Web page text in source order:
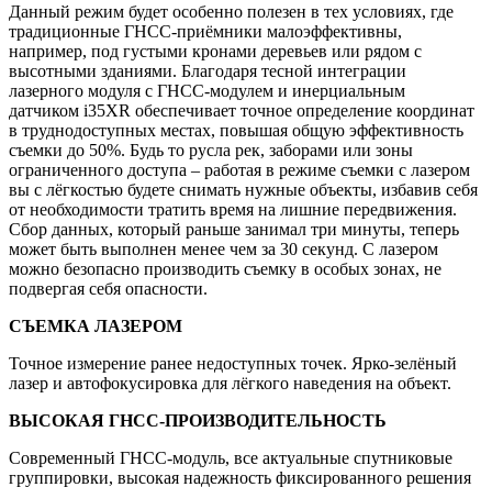
Данный режим будет особенно полезен в тех условиях, где
традиционные ГНСС-приёмники малоэффективны,
например, под густыми кронами деревьев или рядом с
высотными зданиями. Благодаря тесной интеграции
лазерного модуля с ГНСС-модулем и инерциальным
датчиком i35XR обеспечивает точное определение координат
в труднодоступных местах, повышая общую эффективность
съемки до 50%. Будь то русла рек, заборами или зоны
ограниченного доступа – работая в режиме съемки с лазером
вы с лёгкостью будете снимать нужные объекты, избавив себя
от необходимости тратить время на лишние передвижения.
Сбор данных, который раньше занимал три минуты, теперь
может быть выполнен менее чем за 30 секунд. С лазером
можно безопасно производить съемку в особых зонах, не
подвергая себя опасности.
СЪЕМКА ЛАЗЕРОМ
Точное измерение ранее недоступных точек. Ярко-зелёный
лазер и автофокусировка для лёгкого наведения на объект.
ВЫСОКАЯ ГНСС-ПРОИЗВОДИТЕЛЬНОСТЬ
Современный ГНСС-модуль, все актуальные спутниковые
группировки, высокая надежность фиксированного решения